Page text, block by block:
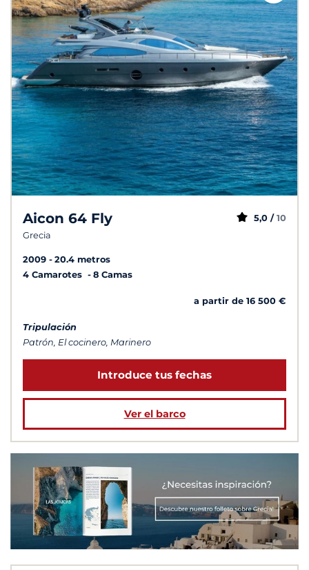
Aicon 64 Fly
Grecia
5,0 / 10
2009
20.4 metros
4 Camarotes
8 Camas
a partir de 16 500 €
Tripulación
Patrón, El cocinero, Marinero
Introduce tus fechas
Ver el barco